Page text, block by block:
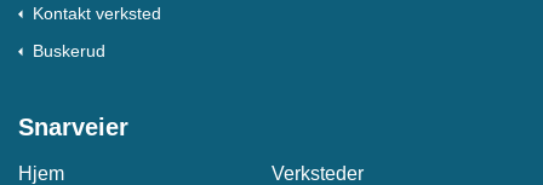
Kontakt verksted
Buskerud
Snarveier
Hjem
Verksteder